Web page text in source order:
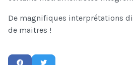
De magnifiques interprétations
de maitres !